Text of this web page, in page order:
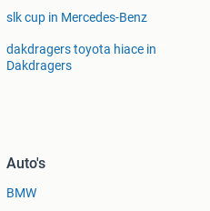
slk cup in Mercedes-Benz
dakdragers toyota hiace in
Dakdragers
Auto's
BMW